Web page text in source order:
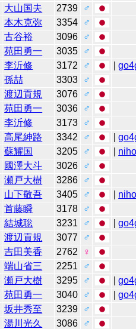
大山国夫 2739
♂
本木克弥 3354
♂
古谷裕 3096
♂
苑田勇一 3035
♂
李沂修 3172 ♂ |
孫喆 3303
♂
渡辺貢規 3076
♂
苑田勇一 3036
♂
李沂修 3173
♂
高尾紳路 3342 ♂ |
蘇耀国 3205 ♂
國澤大斗 3026
♂
瀬戸大樹 3286
♂
山下敬吾 3405 ♂
首藤瞬 3178
♂
結城聡 3231 ♂ |
渡辺貢規 3077
♂
吉田美香 2762
♀
端山省三 2251
♂
瀬戸大樹 3295 ♂ |
苑田勇一 3040 ♂ |
坂井秀至 3239
♂
湯川光久 3086
♂